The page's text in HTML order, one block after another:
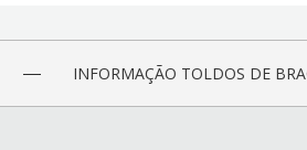
INFORMAÇÃO TOLDOS DE